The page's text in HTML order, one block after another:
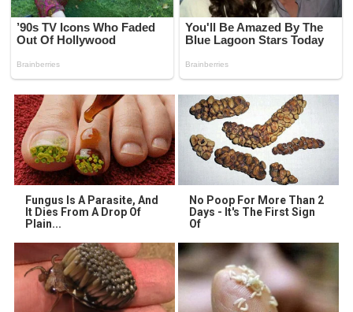
Fungus Is A Parasite, And
It Dies From A Drop Of
Plain...
No Poop For More Than 2
Days - It's The First Sign
Of